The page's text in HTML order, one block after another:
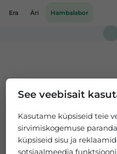
See veebisait
Kasutame küpsiseid teie
sirvimiskogemuse
küpsiseid sisu ja
sotsiaalmeedia
Era Äri Hambalabor